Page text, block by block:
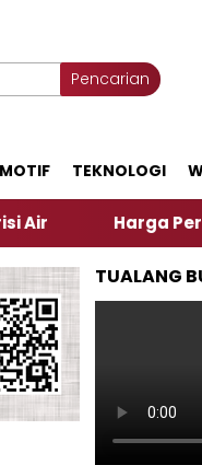
Pencarian
TEKNOLOGI
Harga Pertamax
TUALANG